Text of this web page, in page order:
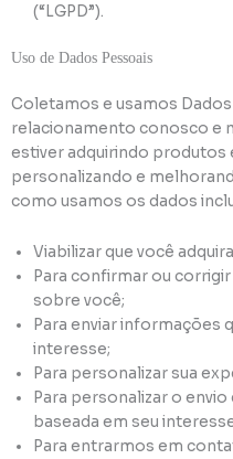
(“LGPD”).
Uso de Dados Pessoais
Coletamos e usamos
relacionamento conosco e
estiver adquirindo produtos
personalizando e
como usamos os dados
Viabilizar que você
Para confirmar ou
sobre você;
Para enviar informações
interesse;
Para personalizar sua
Para personalizar o
baseada em seu
Para entrarmos em